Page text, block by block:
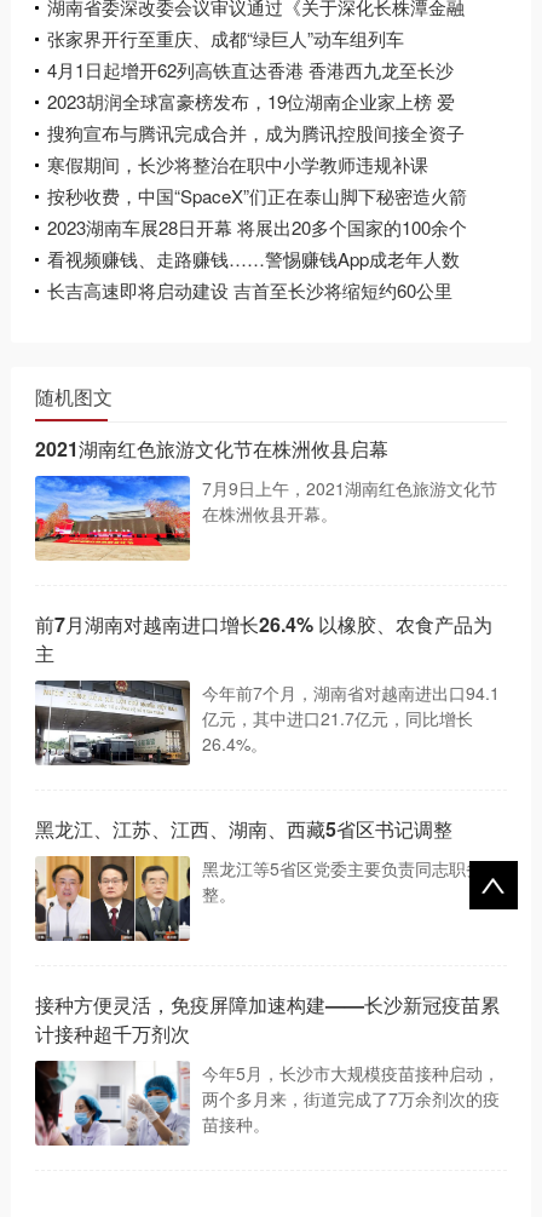
湖南省委深改委会议审议通过《关于深化长株潭金融
改革的实施方案(2021-2023年)》
张家界开行至重庆、成都“绿巨人”动车组列车
4月1日起增开62列高铁直达香港 香港西九龙至长沙
南间2列
2023胡润全球富豪榜发布，19位湖南企业家上榜 爱
尔眼科陈邦蝉联湖南首富
搜狗宣布与腾讯完成合并，成为腾讯控股间接全资子
公司
寒假期间，长沙将整治在职中小学教师违规补课
按秒收费，中国“SpaceX”们正在泰山脚下秘密造火箭
2023湖南车展28日开幕 将展出20多个国家的100余个
品牌600余台车
看视频赚钱、走路赚钱……警惕赚钱App成老年人数
字陷阱
长吉高速即将启动建设 吉首至长沙将缩短约60公里
随机图文
2021湖南红色旅游文化节在株洲攸县启幕
7月9日上午，2021湖南红色旅游文化节
在株洲攸县开幕。
前7月湖南对越南进口增长26.4% 以橡胶、农食产品为
主
今年前7个月，湖南省对越南进出口94.1
亿元，其中进口21.7亿元，同比增长
26.4%。
黑龙江、江苏、江西、湖南、西藏5省区书记调整
黑龙江等5省区党委主要负责同志职务调
整。
接种方便灵活，免疫屏障加速构建——长沙新冠疫苗累
计接种超千万剂次
今年5月，长沙市大规模疫苗接种启动，
两个多月来，街道完成了7万余剂次的疫
苗接种。